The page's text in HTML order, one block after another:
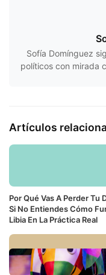
Sofía Domínguez
políticos con mirada
Artículos
Por Qué Vas A Perder Tu
Si No Entiendes Cómo
Libia En La Práctica Real